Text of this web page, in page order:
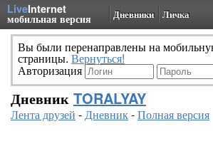
LiveInternet
мобильная версия Дневники Личка
Вы были перенаправлены на
страницы. Вернуться!
Авторизация
Дневник TORALYAY
Лента друзей -Дневник-Полная версия